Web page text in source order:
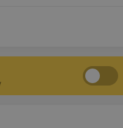
ротовой полости